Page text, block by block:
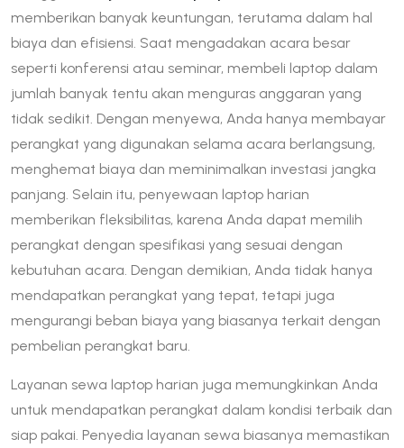
memberikan banyak keuntungan, terutama dalam hal
biaya dan efisiensi. Saat mengadakan acara besar
seperti konferensi atau seminar, membeli laptop dalam
jumlah banyak tentu akan menguras anggaran yang
tidak sedikit. Dengan menyewa, Anda hanya membayar
perangkat yang digunakan selama acara berlangsung,
menghemat biaya dan meminimalkan investasi jangka
panjang. Selain itu, penyewaan laptop harian
memberikan fleksibilitas, karena Anda dapat memilih
perangkat dengan spesifikasi yang sesuai dengan
kebutuhan acara. Dengan demikian, Anda tidak hanya
mendapatkan perangkat yang tepat, tetapi juga
mengurangi beban biaya yang biasanya terkait dengan
pembelian perangkat baru.
Layanan sewa laptop harian juga memungkinkan Anda
untuk mendapatkan perangkat dalam kondisi terbaik dan
siap pakai. Penyedia layanan sewa biasanya memastikan